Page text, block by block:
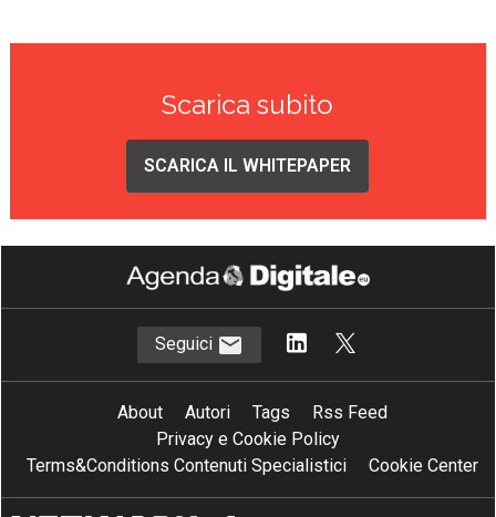
Scarica subito
SCARICA IL WHITEPAPER
Seguici
About Autori Tags
Rss Feed
Privacy e Cookie Policy
Terms&Conditions Contenuti Specialistici
Cookie Center